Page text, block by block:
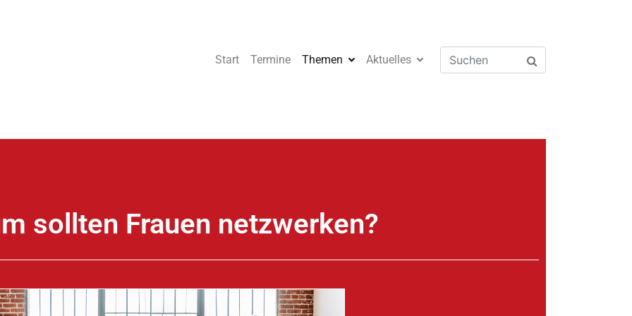
Start Termine Themen Aktuelles
sollten Frauen netzwerken?